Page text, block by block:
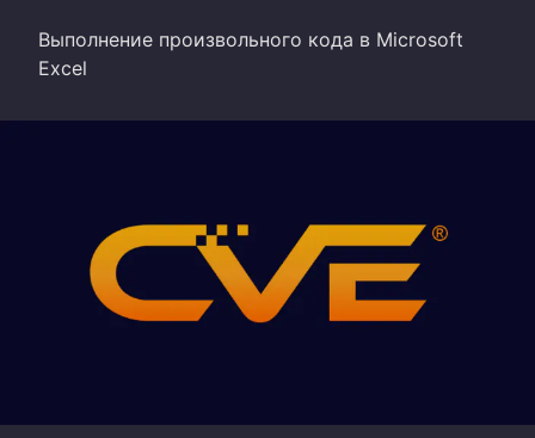
Выполнение произвольного кода в Microsoft
Excel